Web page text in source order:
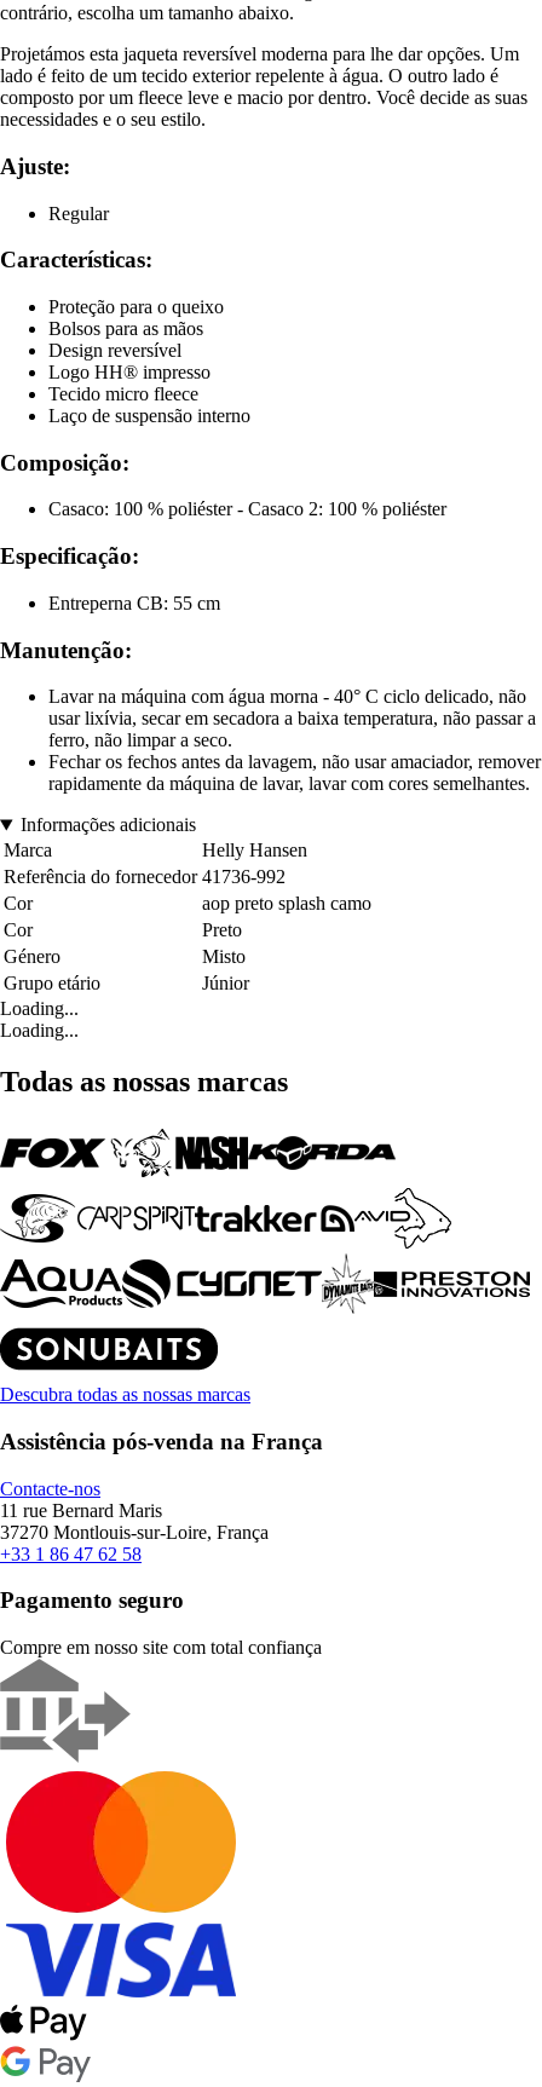
contrário, escolha um tamanho abaixo.
Projetámos esta jaqueta reversível moderna para lhe dar opções. Um
lado é feito de um tecido exterior repelente à água. O outro lado é
composto por um fleece leve e macio por dentro. Você decide as suas
necessidades e o seu estilo.
Ajuste:
Regular
Características:
Proteção para o queixo
Bolsos para as mãos
Design reversível
Logo HH® impresso
Tecido micro fleece
Laço de suspensão interno
Composição:
Casaco: 100 % poliéster - Casaco 2: 100 % poliéster
Especificação:
Entreperna CB: 55 cm
Manutenção:
Lavar na máquina com água morna - 40° C ciclo delicado, não
usar lixívia, secar em secadora a baixa temperatura, não passar a
ferro, não limpar a seco.
Fechar os fechos antes da lavagem, não usar amaciador, remover
rapidamente da máquina de lavar, lavar com cores semelhantes.
Informações adicionais
Marca
Helly Hansen
Referência do fornecedor 41736-992
Cor
aop preto splash camo
Cor
Preto
Género
Misto
Grupo etário
Júnior
Loading...
Loading...
Todas as nossas marcas
Descubra todas as nossas marcas
Assistência pós-venda na França
Contacte-nos
11 rue Bernard Maris
37270 Montlouis-sur-Loire, França
+33 1 86 47 62 58
Pagamento seguro
Compre em nosso site com total confiança